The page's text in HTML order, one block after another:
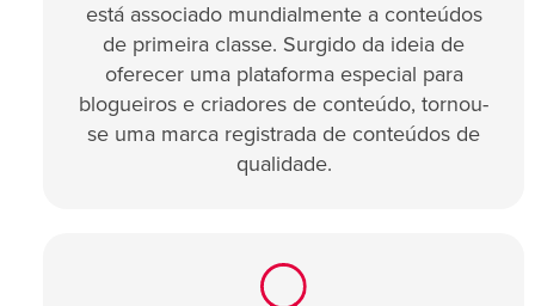
está associado mundialmente a conteúdos
de primeira classe. Surgido da ideia de
oferecer uma plataforma especial para
blogueiros e criadores de conteúdo, tornou-
se uma marca registrada de conteúdos de
qualidade.